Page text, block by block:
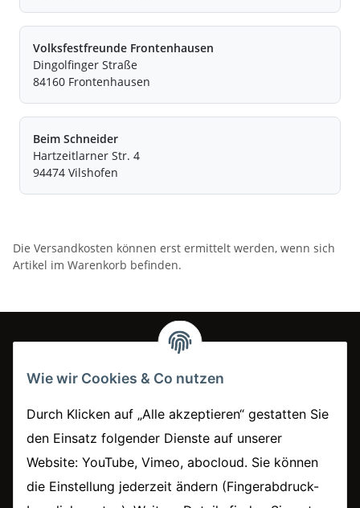
Volksfestfreunde Frontenhausen
Dingolfinger Straße
84160 Frontenhausen
Beim Schneider
Hartzeitlarner Str. 4
94474 Vilshofen
Die Versandkosten können erst ermittelt werden, wenn sich
Artikel im Warenkorb befinden.
Informationen
Versand und Zahlung
Rechtliches
Wie wir Cookies & Co nutzen
Durch Klicken auf „Alle akzeptieren“ gestatten Sie
den Einsatz folgender Dienste auf unserer
Website: YouTube, Vimeo, abocloud. Sie können
die Einstellung jederzeit ändern (Fingerabdruck-